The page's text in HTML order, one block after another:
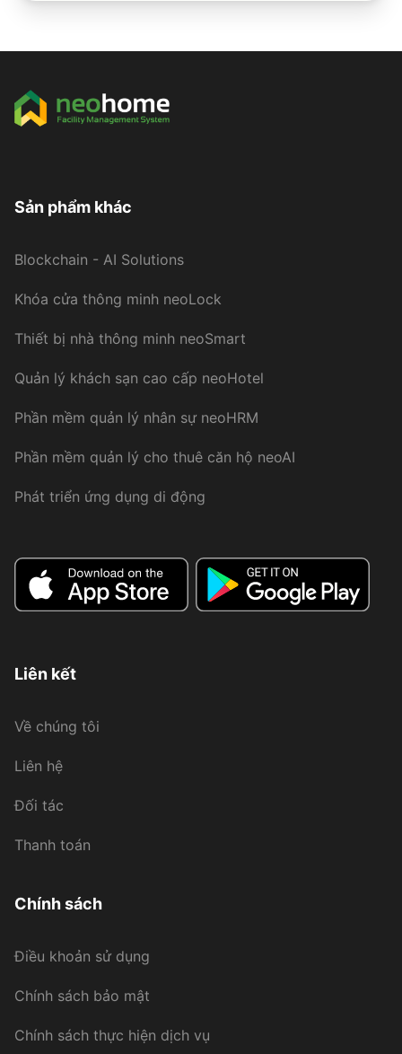
Sản phẩm khác
Blockchain - AI Solutions
Khóa cửa thông minh neoLock
Thiết bị nhà thông minh neoSmart
Quản lý khách sạn cao cấp neoHotel
Phần mềm quản lý nhân sự neoHRM
Phần mềm quản lý cho thuê căn hộ neoAI
Phát triển ứng dụng di động
Liên kết
Về chúng tôi
Liên hệ
Đối tác
Thanh toán
Chính sách
Điều khoản sử dụng
Chính sách bảo mật
Chính sách thực hiện dịch vụ